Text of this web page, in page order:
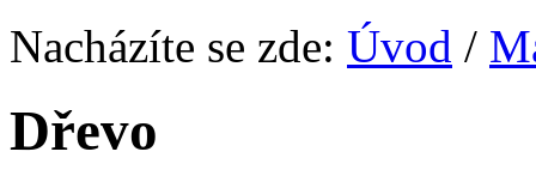
Nacházíte se zde: Úvod /
Dřevo